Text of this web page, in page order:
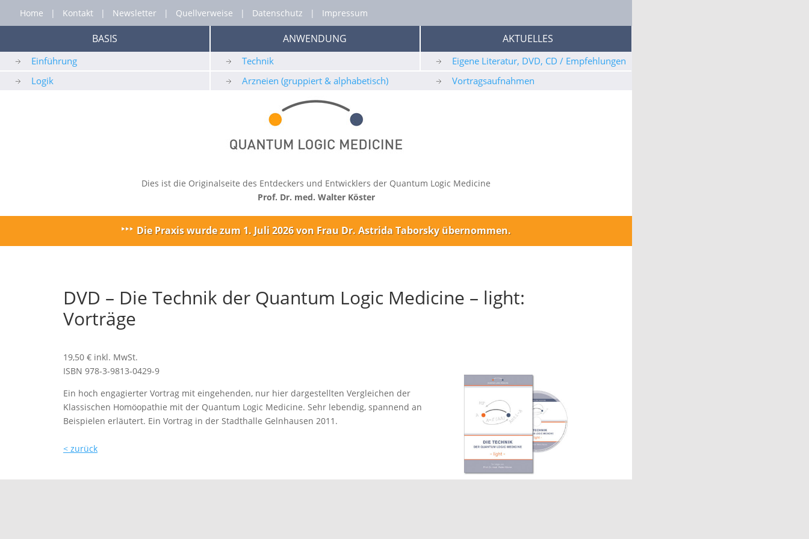
Home | Kontakt | Newsletter | Quellverweise | Datenschutz | Impressum
BASIS
Einführung
Logik
ANWENDUNG
Technik
Arzneien (gruppiert & alphabetisch)
AKTUELLES
Eigene Literatur, DVD, CD / Empfehlungen
Vortragsaufnahmen
Dies ist die Originalseite des Entdeckers und Entwicklers der Quantum Logic Medicine
Prof. Dr. med. Walter Köster
Die Praxis wurde zum 1. Juli 2026 von Frau Dr. Astrida Taborsky übernommen.
DVD – Die Technik der Quantum Logic Medicine – light:
Vorträge
19,50 € inkl. MwSt.
ISBN 978-3-9813-0429-9
Ein hoch engagierter Vortrag mit eingehenden, nur hier dargestellten Vergleichen der
Klassischen Homöopathie mit der Quantum Logic Medicine. Sehr lebendig, spannend an
Beispielen erläutert. Ein Vortrag in der Stadthalle Gelnhausen 2011.
< zurück